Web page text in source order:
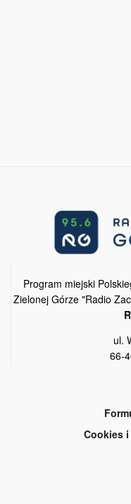
Program miejski
Zielonej Górze "Radio
ul.
66-
Cookies